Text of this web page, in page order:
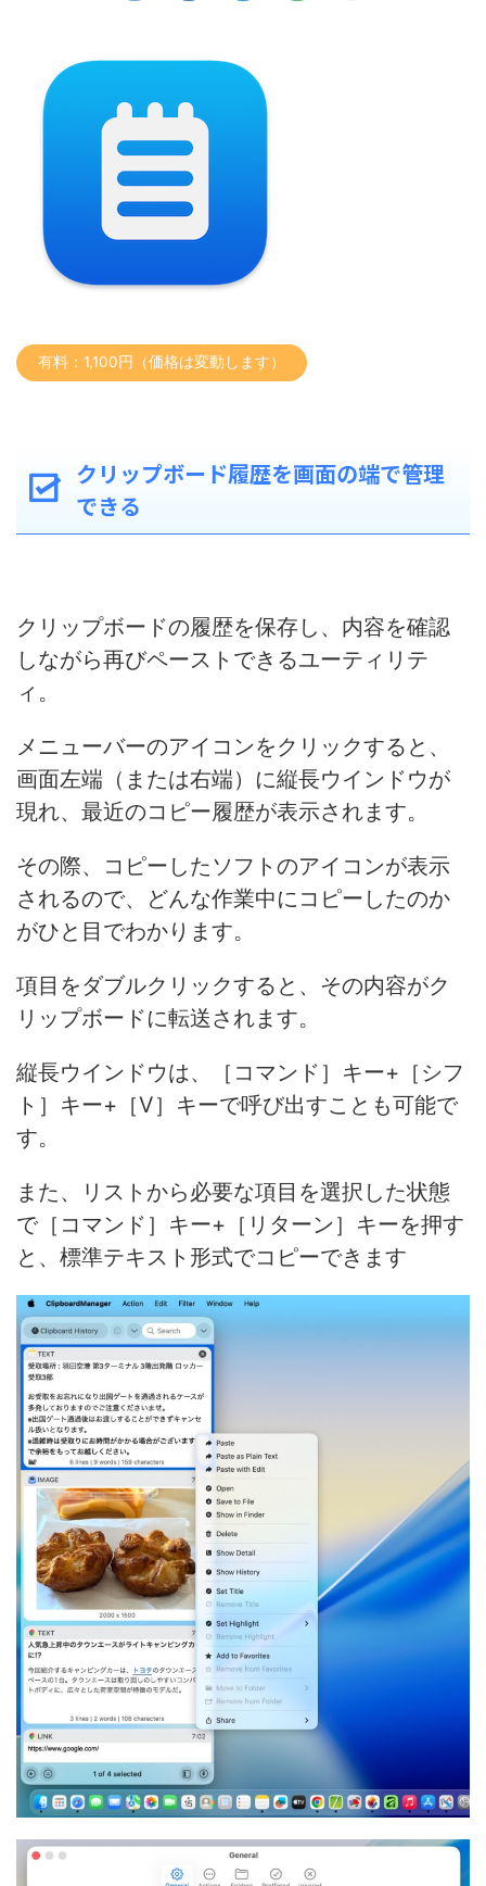
有料：1,100円（価格は変動します）
クリップボード履歴を画面の端で管理
できる
クリップボードの履歴を保存し、内容を確認
しながら再びペーストできるユーティリテ
ィ。
メニューバーのアイコンをクリックすると、
画面左端（または右端）に縦長ウインドウが
現れ、最近のコピー履歴が表示されます。
その際、コピーしたソフトのアイコンが表示
されるので、どんな作業中にコピーしたのか
がひと目でわかります。
項目をダブルクリックすると、その内容がク
リップボードに転送されます。
縦長ウインドウは、［コマンド］キー+［シフ
ト］キー+［V］キーで呼び出すことも可能で
す。
また、リストから必要な項目を選択した状態
で［コマンド］キー+［リターン］キーを押す
と、標準テキスト形式でコピーできます